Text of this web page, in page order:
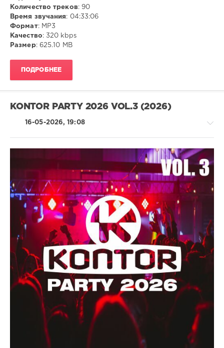
Количество треков: 90
Время звучания: 04:33:06
Формат: MP3
Качество: 320 kbps
Размер: 625.10 MB
ПОДРОБНЕЕ
KONTOR PARTY 2026 VOL.3 (2026)
16-05-2026, 19:08
/
Dance
/
Club/
Disco
ivashka
103
Pop,
Dance